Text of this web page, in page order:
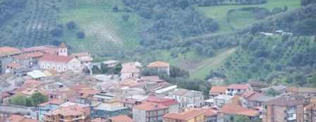
AMBIENTE
SOCIETÀ
CULTURA
ECONOMIA E LAVORO